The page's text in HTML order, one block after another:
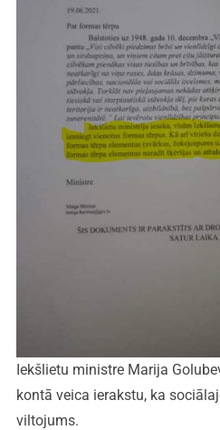
Iekšlietu ministre Marija
kontā veica ierakstu, ka
viltojums.